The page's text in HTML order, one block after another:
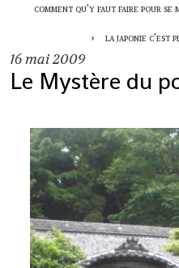
comment qu'y faut faire pour se
la japonie c'est
16mai 2009
Le Mystère du